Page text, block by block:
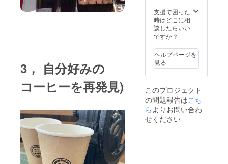
3， 自分好みの
コーヒーを再発見)
す。
なお、
面会時
には同
つけさ
せてい
ただき
ます。
ようお
願いい
たしま
す。
面会時
には同
伴者を
つけさ
ただき
ます。
せてい
ただき
ます。
さ
売後に
は、命
名して
頂いた
ヒー豆
を毎月
500ｇず
つ、３
か月間
ヒーの
スタッ
フがオ
リジナ
ンドを
調合い
たしま
す。お
わせ
は、
2022年
6月以
降、お
支援で困った
時はどこに相
談したらいい
ですか？
ヘルプページを
見る
このプロジェクト
の問題報告はこち
ら よりお問い合わ
せください